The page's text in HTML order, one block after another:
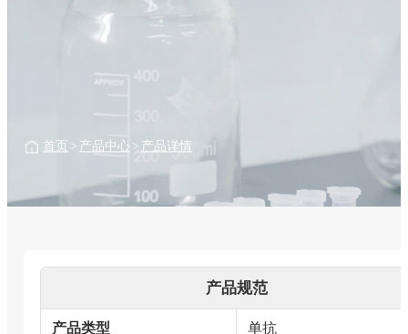
首页 > 产品中心 > 产品详情
产品规范
产品类型 单抗